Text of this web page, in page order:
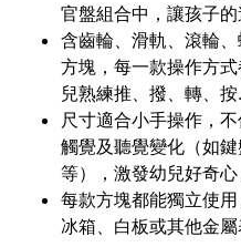
官盤組合中，讓孩子的
含齒輪、滑軌、滾輪
方塊，每一款操作方
兒熟練推、撥、轉、
尺寸適合小手操作，
觸覺及聽覺變化（如
等），激發幼兒好奇心
每款方塊都能獨立使
冰箱、白板或其他金